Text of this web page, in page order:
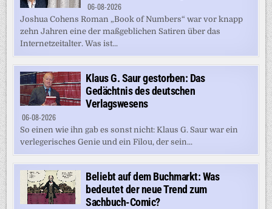
06-08-2026
Joshua Cohens Roman „Book of Numbers“ war vor knapp
zehn Jahren eine der maßgeblichen Satiren über das
Internetzeitalter. Was ist...
Klaus G. Saur gestorben: Das
Gedächtnis des deutschen
Verlagswesens
06-08-2026
So einen wie ihn gab es sonst nicht: Klaus G. Saur war ein
verlegerisches Genie und ein Filou, der sein...
Beliebt auf dem Buchmarkt: Was
bedeutet der neue Trend zum
Sachbuch-Comic?